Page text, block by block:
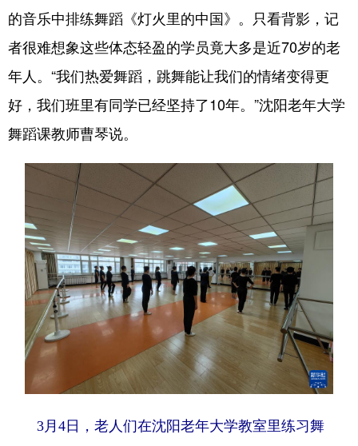
的音乐中排练舞蹈《灯火里的中国》。只看背影，记
者很难想象这些体态轻盈的学员竟大多是近70岁的老
年人。“我们热爱舞蹈，跳舞能让我们的情绪变得更
好，我们班里有同学已经坚持了10年。”沈阳老年大学
舞蹈课教师曹琴说。
3月4日，老人们在沈阳老年大学教室里练习舞